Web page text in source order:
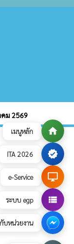
เมนูหลัก home
ITA 2026 verified
e-Service desktop_windows
ระบบ egp view_list
บหน่วยงาน
คม 2569